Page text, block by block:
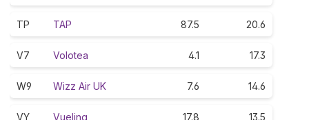
TP TAP 87.5 20.6
V7 Volotea 4.1 17.3
W9 Wizz Air UK 7.6 14.6
VY Vueling 17.8 13.5